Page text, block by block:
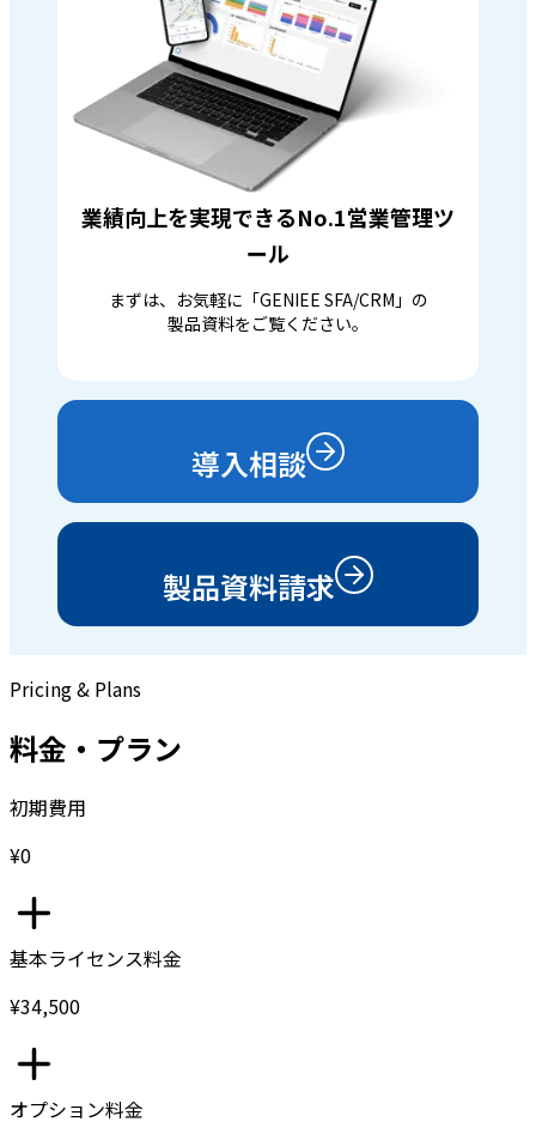
業績向上を実現できるNo.1営業管理ツ
ール
まずは、お気軽に「GENIEE SFA/CRM」の
製品資料をご覧ください。
導入相談
製品資料請求
Pricing & Plans
料金・プラン
初期費用
¥0
基本ライセンス料金
¥34,500
オプション料金